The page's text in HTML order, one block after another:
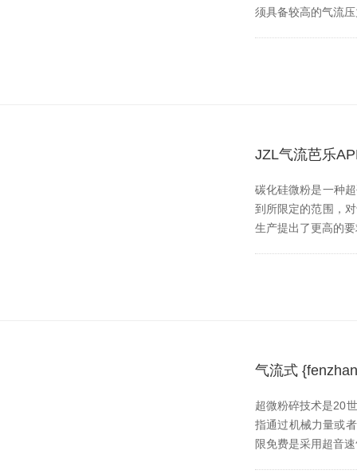
须具备较高的气流压
JZL气流芭乐
碳化硅微粉是一种超
到所限定的范围
生产提出了更高的要求
气流式
超微粉碎技术是20世
指通过机械力量或者
限免费是采用超音速